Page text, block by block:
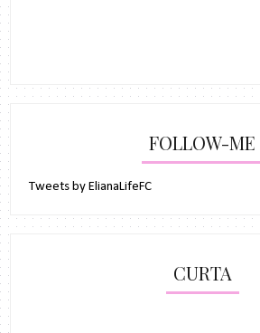
FOLLOW-ME
Tweets by ElianaLifeFC
CURTA